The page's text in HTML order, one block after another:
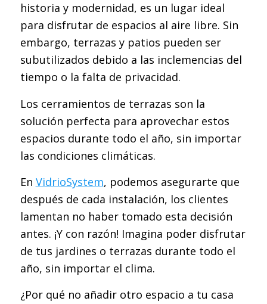
historia y modernidad, es un lugar ideal
para disfrutar de espacios al aire libre. Sin
embargo, terrazas y patios pueden ser
subutilizados debido a las inclemencias del
tiempo o la falta de privacidad.
Los cerramientos de terrazas son la
solución perfecta para aprovechar estos
espacios durante todo el año, sin importar
las condiciones climáticas.
En VidrioSystem, podemos asegurarte que
después de cada instalación, los clientes
lamentan no haber tomado esta decisión
antes. ¡Y con razón! Imagina poder disfrutar
de tus jardines o terrazas durante todo el
año, sin importar el clima.
¿Por qué no añadir otro espacio a tu casa